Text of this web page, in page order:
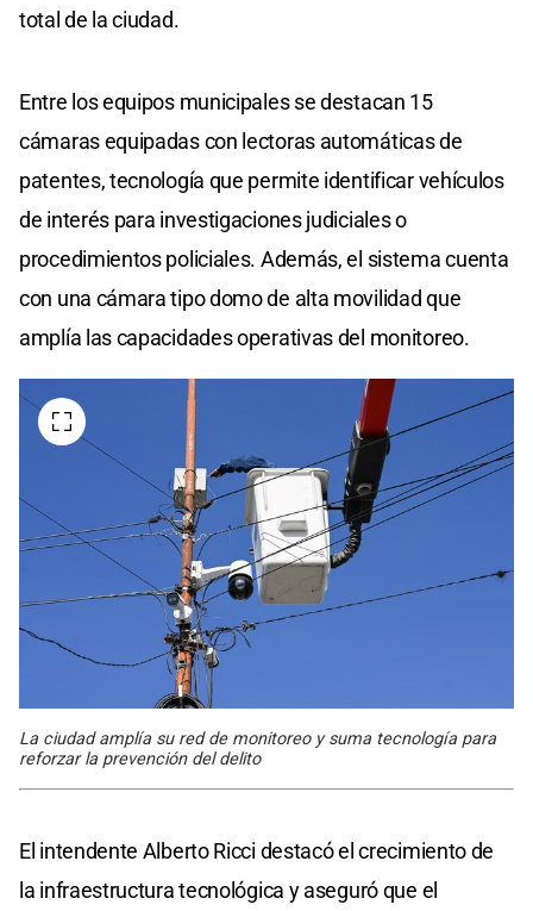
total de la ciudad.
Entre los equipos municipales se destacan 15
cámaras equipadas con lectoras automáticas de
patentes, tecnología que permite identificar vehículos
de interés para investigaciones judiciales o
procedimientos policiales. Además, el sistema cuenta
con una cámara tipo domo de alta movilidad que
amplía las capacidades operativas del monitoreo.
La ciudad amplía su red de monitoreo y suma tecnología para
reforzar la prevención del delito
El intendente Alberto Ricci destacó el crecimiento de
la infraestructura tecnológica y aseguró que el